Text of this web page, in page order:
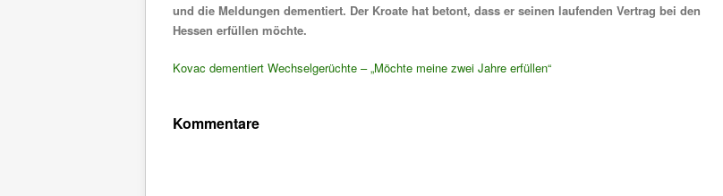
und die Meldungen dementiert. Der Kroate hat betont, dass er seinen laufenden Vertrag bei den
Hessen erfüllen möchte.
Kovac dementiert Wechselgerüchte – „Möchte meine zwei Jahre erfüllen“
Kommentare